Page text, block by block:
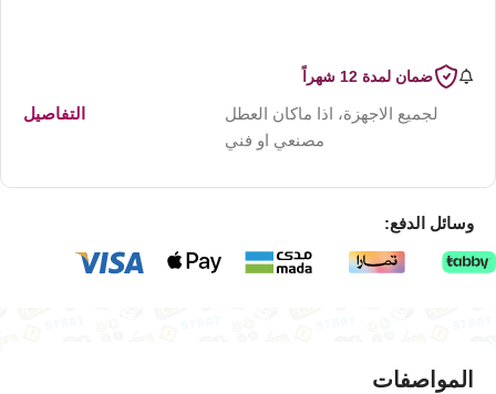
ضمان لمدة 12 شهراً
لجميع الاجهزة، اذا ماكان العطل
مصنعي او فني
التفاصيل
وسائل الدفع:
المواصفات